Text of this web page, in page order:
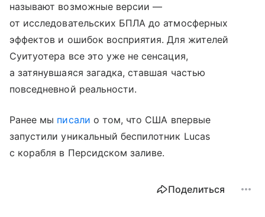
называют возможные версии —
от исследовательских БПЛА до атмосферных
эффектов и ошибок восприятия. Для жителей
Суитуотера все это уже не сенсация,
а затянувшаяся загадка, ставшая частью
повседневной реальности.
Ранее мы писали о том, что США впервые
запустили уникальный беспилотник Lucas
с корабля в Персидском заливе.
Поделиться